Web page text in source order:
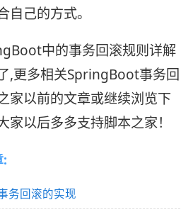
自己的方式。
中的事务回滚规则详解
,更多相关SpringBoot事务回
家以前的文章或继续浏览下
家以后多多支持脚本之家！
:
务回滚的实现